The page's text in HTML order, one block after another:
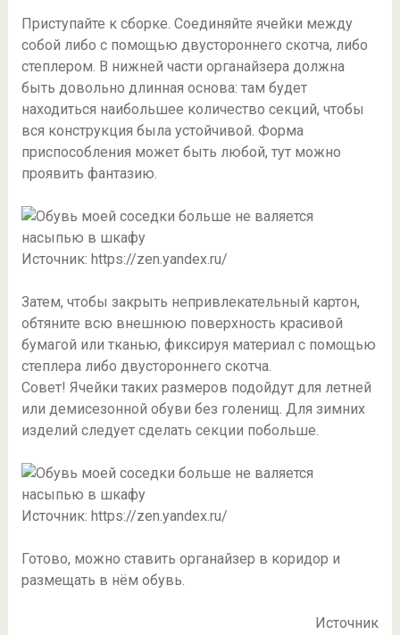
Приступайте к сборке. Соединяйте ячейки между
собой либо с помощью двустороннего скотча, либо
степлером. В нижней части органайзера должна
быть довольно длинная основа: там будет
находиться наибольшее количество секций, чтобы
вся конструкция была устойчивой. Форма
приспособления может быть любой, тут можно
проявить фантазию.
Источник: https://zen.yandex.ru/
Затем, чтобы закрыть непривлекательный картон,
обтяните всю внешнюю поверхность красивой
бумагой или тканью, фиксируя материал с помощью
степлера либо двустороннего скотча.
Совет! Ячейки таких размеров подойдут для летней
или демисезонной обуви без голенищ. Для зимних
изделий следует сделать секции побольше.
Источник: https://zen.yandex.ru/
Готово, можно ставить органайзер в коридор и
размещать в нём обувь.
Источник